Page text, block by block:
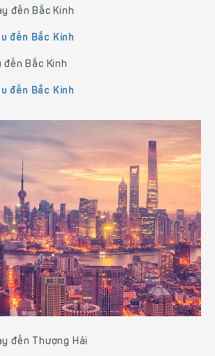
đến Bắc Kinh
đến Bắc Kinh
Bắc Kinh
đến Bắc Kinh
đến Thượng Hải